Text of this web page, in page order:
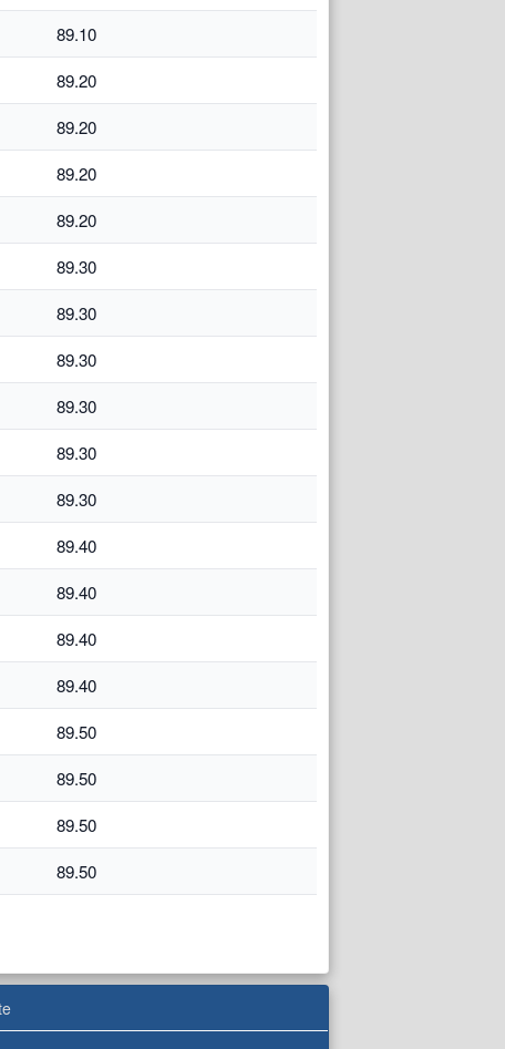
89.10
89.20
89.20
89.20
89.20
89.30
89.30
89.30
89.30
89.30
89.30
89.40
89.40
89.40
89.40
89.50
89.50
89.50
89.50